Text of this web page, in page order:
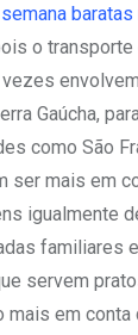
baratas
o
Gaúcha,
como São
ser mais em
igualmente
familiares
servem
em conta